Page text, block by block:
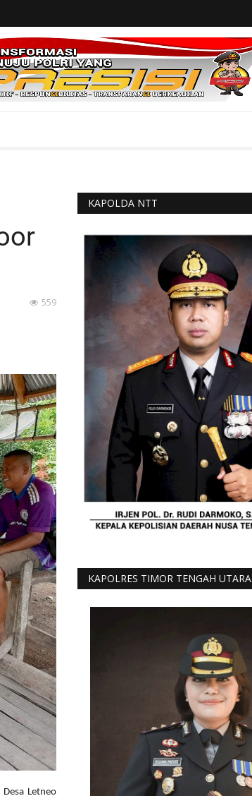
559
Letneo
KAPOLDA NTT
KAPOLRES TIMOR TENGAH UTARA